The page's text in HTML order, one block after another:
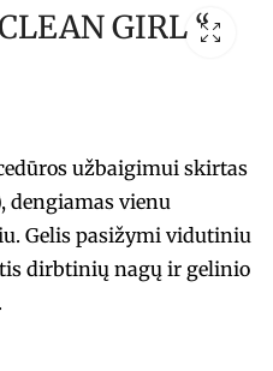
Kelly
CLEAN GIRL “ pink
GIRL “
užbaigimui skirtas
dengiamas vienu
Gelis pasižymi vidutiniu
dirbtinių nagų ir gelinio